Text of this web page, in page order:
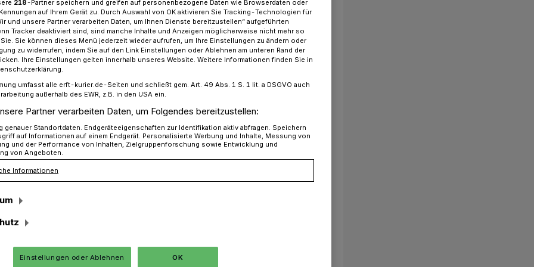
Kleidung für„Wir helfen Kindern in Rumänien“ gespendet
guten Zweck
fand im Jugendtreff St. Josef eine
Rund 200 Kleidungsstücke einen
Der Kleidertausch war ein
mögliche Veranstaltungsreihe, die
mit der GOT (Ganz offene Tür) in
218-Partner speichern und greifen auf personenbezogene Daten wie Browserdaten oder
auf Ihrem Gerät zu. Durch Auswahl von OK aktivieren Sie Tracking-Technologien für
und unsere Partner verarbeiten Daten, um Ihnen Dienste bereitzustellen“ aufgeführten
Tracker deaktiviert sind, sind manche Inhalte und Anzeigen möglicherweise nicht mehr so
Sie können dieses Menü jederzeit wieder aufrufen, um Ihre Einstellungen zu ändern oder
zu widerrufen, indem Sie auf den Link Einstellungen oder Ablehnen am unteren Rand der
Ihre Einstellungen gelten innerhalb unseres Website. Weitere Informationen finden Sie in
umfasst alle erft-kurier.de-Seiten und schließt gem. Art. 49 Abs. 1 S. 1 lit. a DSGVO auch
außerhalb des EWR, z.B. in den USA ein.
Partner verarbeiten Daten, um Folgendes bereitzustellen:
genauer Standortdaten. Endgeräteeigenschaften zur Identifikation aktiv abfragen. Speichern
auf Informationen auf einem Endgerät. Personalisierte Werbung und Inhalte, Messung von
und der Performance von Inhalten, Zielgruppenforschung sowie Entwicklung und
von Angeboten.
Informationen
Einstellungen oder Ablehnen OK